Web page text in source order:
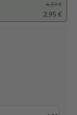
4,59 €
2,95 €